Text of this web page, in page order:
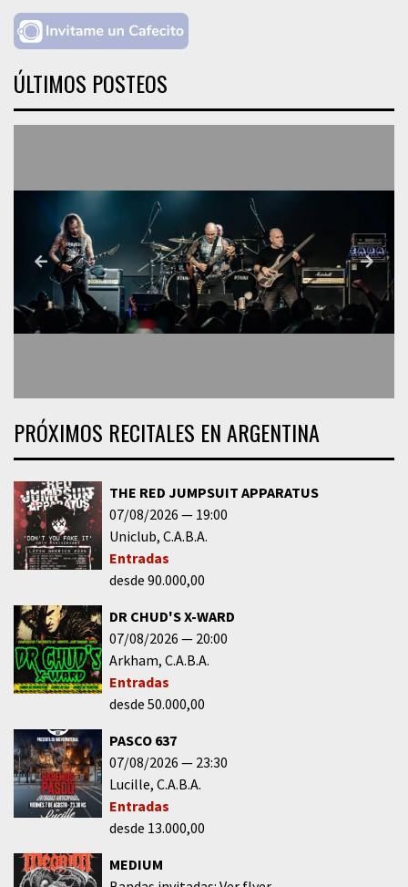
ÚLTIMOS POSTEOS
PRÓXIMOS RECITALES EN ARGENTINA
THE RED JUMPSUIT APPARATUS
07/08/2026
19:00
Uniclub C.A.B.A.
Entradas
desde 90.000,00
DR CHUD'S X-WARD
07/08/2026
20:00
Arkham C.A.B.A.
Entradas
desde 50.000,00
PASCO 637
07/08/2026
23:30
Lucille C.A.B.A.
Entradas
desde 13.000,00
MEDIUM